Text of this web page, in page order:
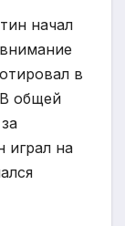
начал
в
общей
играл на